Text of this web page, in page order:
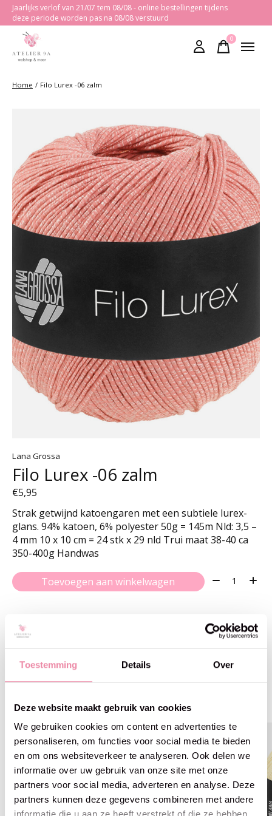
Toestemming Details Over
Deze website maakt gebruik van cookies
We gebruiken cookies om content en advertenties te
personaliseren, om functies voor social media te bieden
en om ons websiteverkeer te analyseren. Ook delen we
informatie over uw gebruik van onze site met onze
partners voor social media, adverteren en analyse. Deze
partners kunnen deze gegevens combineren met andere
Jaarlijks verlof van 21/07 tem 08/08 - online bestellingen tijdens
deze periode worden pas na 08/08 verstuurd
0items
Home / Filo Lurex -06 zalm
Lana Grossa
Filo Lurex -06 zalm
€5,95
Strak getwijnd katoengaren met een subtiele lurex-
glans. 94% katoen, 6% polyester 50g = 145m Nld: 3,5 –
4 mm 10 x 10 cm = 24 stk x 29 nld Trui maat 38-40 ca
350-400g Handwas
Toevoegen aan winkelwagen Aantal:
Gerelateerde producten
Carousel items